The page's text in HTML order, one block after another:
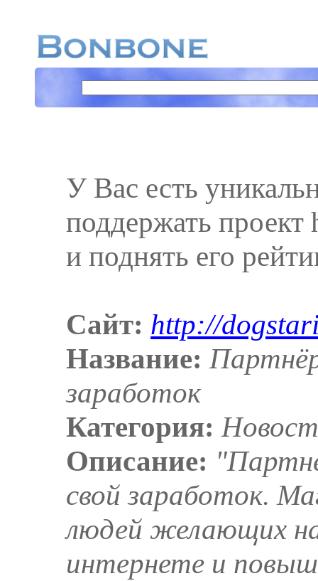
У Вас есть
поддержать
и поднять его
Сайт: http://
Название:
заработок
Категория:
Описание:
свой заработок.
людей желающих
интернете и